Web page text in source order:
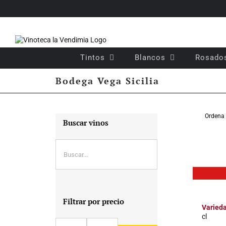
Tintos Blancos
Bodega Vega Sicilia
cl
Buscar vinos
Filtrar por precio